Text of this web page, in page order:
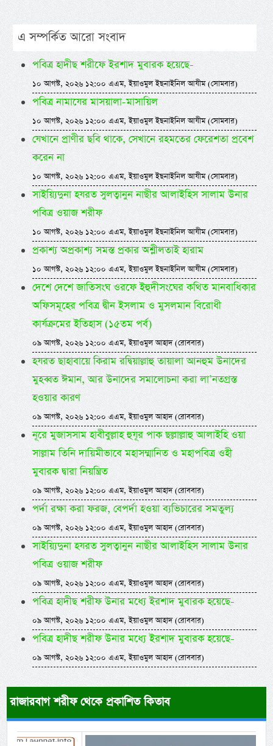
এ সম্পর্কিত আরো সংবাদ
পবিত্র হাদীছ শরীফে ইরশাদ মুবারক হয়েছে-
১০ আগস্ট, ২০২৬ ১২:০০ এএম, ইয়াওমুল ইছনাইনিল আযীম (সোমবার)
পবিত্র নামাযের মাসয়ালা-মাসায়িল
১০ আগস্ট, ২০২৬ ১২:০০ এএম, ইয়াওমুল ইছনাইনিল আযীম (সোমবার)
যেখানে প্রাণীর ছবি থাকে, সেখানে রহমতের ফেরেশতা প্রবেশ
করেন না
১০ আগস্ট, ২০২৬ ১২:০০ এএম, ইয়াওমুল ইছনাইনিল আযীম (সোমবার)
সাইয়্যিদুনা হযরত সুলত্বানুন নাছীর আলাইহিস সালাম উনার
পবিত্র ওয়াজ শরীফ
১০ আগস্ট, ২০২৬ ১২:০০ এএম, ইয়াওমুল ইছনাইনিল আযীম (সোমবার)
প্রকাশ্য অপ্রকাশ্য সমস্ত প্রকার অশ্লীলতাই হারাম
১০ আগস্ট, ২০২৬ ১২:০০ এএম, ইয়াওমুল ইছনাইনিল আযীম (সোমবার)
দেশে দেশে জাতিসংঘ ওরফে ইহুদীসংঘের কথিত মানবাধিকার
অফিসমূহের পবিত্র দ্বীন ইসলাম ও মুসলমান বিরোধী
কার্যক্রমের ইতিহাস (১৫তম পর্ব)
০৯ আগস্ট, ২০২৬ ১২:০০ এএম, ইয়াওমুল আহাদ (রোববার)
হযরত ছাহাবায়ে কিরাম রদ্বিয়াল্লাহু তায়ালা আনহুম উনাদের
মুহব্বত ঈমান, আর উনাদের সমালোচনা করা লা’নতগ্রস্ত
হওয়ার কারণ
০৯ আগস্ট, ২০২৬ ১২:০০ এএম, ইয়াওমুল আহাদ (রোববার)
নূরে মুজাসসাম হাবীবুল্লাহ হুযূর পাক ছল্লাল্লাহু আলাইহি ওয়া
সাল্লাম তিনি দায়িমীভাবে মহাসম্মানিত ও মহাপবিত্র ওহী
মুবারক দ্বারা নিয়ন্ত্রিত
০৯ আগস্ট, ২০২৬ ১২:০০ এএম, ইয়াওমুল আহাদ (রোববার)
পর্দা রক্ষা করা ফরজ, বেপর্দা হওয়া ব্যভিচারের সমতুল্য
০৯ আগস্ট, ২০২৬ ১২:০০ এএম, ইয়াওমুল আহাদ (রোববার)
সাইয়্যিদুনা হযরত সুলত্বানুন নাছীর আলাইহিস সালাম উনার
পবিত্র ওয়াজ শরীফ
০৯ আগস্ট, ২০২৬ ১২:০০ এএম, ইয়াওমুল আহাদ (রোববার)
পবিত্র হাদীছ শরীফ উনার মধ্যে ইরশাদ মুবারক হয়েছে-
০৯ আগস্ট, ২০২৬ ১২:০০ এএম, ইয়াওমুল আহাদ (রোববার)
পবিত্র হাদীছ শরীফ উনার মধ্যে ইরশাদ মুবারক হয়েছে-
০৯ আগস্ট, ২০২৬ ১২:০০ এএম, ইয়াওমুল আহাদ (রোববার)
রাজারবাগ শরীফ থেকে প্রকাশিত কিতাব